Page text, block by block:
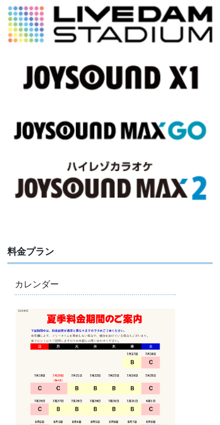
料金プラン
カレンダー